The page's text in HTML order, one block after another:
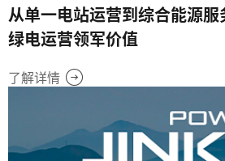
从单一电站运营到综合能源
绿电运营领军价值
了解详情